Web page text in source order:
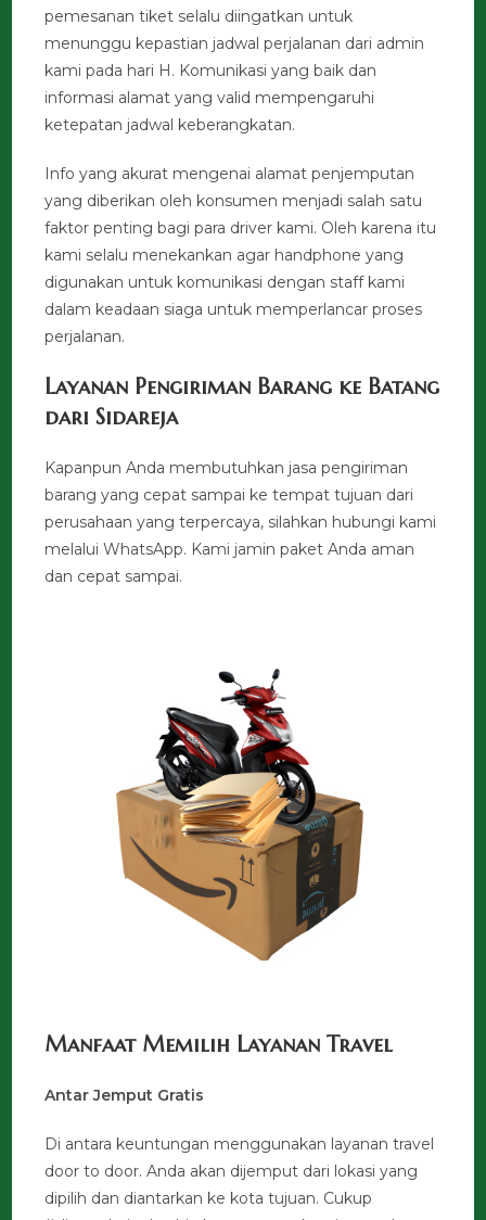
pemesanan tiket selalu diingatkan untuk
menunggu kepastian jadwal perjalanan dari admin
kami pada hari H. Komunikasi yang baik dan
informasi alamat yang valid mempengaruhi
ketepatan jadwal keberangkatan.
Info yang akurat mengenai alamat penjemputan
yang diberikan oleh konsumen menjadi salah satu
faktor penting bagi para driver kami. Oleh karena itu
kami selalu menekankan agar handphone yang
digunakan untuk komunikasi dengan staff kami
dalam keadaan siaga untuk memperlancar proses
perjalanan.
Layanan Pengiriman Barang ke Batang
dari Sidareja
Kapanpun Anda membutuhkan jasa pengiriman
barang yang cepat sampai ke tempat tujuan dari
perusahaan yang terpercaya, silahkan hubungi kami
melalui WhatsApp. Kami jamin paket Anda aman
dan cepat sampai.
Manfaat Memilih Layanan Travel
Antar Jemput Gratis
Di antara keuntungan menggunakan layanan travel
door to door. Anda akan dijemput dari lokasi yang
dipilih dan diantarkan ke kota tujuan. Cukup